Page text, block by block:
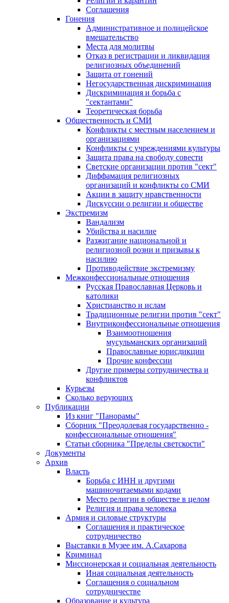
Соглашения
Гонения
Административное и полицейское
вмешательство
Места для молитвы
Отказ в регистрации и ликвидация
религиозных объединений
Защита от гонений
Негосударственная дискриминация
Дискриминация и борьба с
"сектантами"
Теоретическая борьба
Общественность и СМИ
Конфликты с местным населением и
организациями
Конфликты с учреждениями культуры
Защита права на свободу совести
Светские организации против "сект"
Диффамация религиозных
организаций и конфликты со СМИ
Акции в защиту нравственности
Дискуссии о религии и обществе
Экстремизм
Вандализм
Убийства и насилие
Разжигание национальной и
религиозной розни и призывы к
насилию
Противодействие экстремизму
Межконфессиональные отношения
Русская Православная Церковь и
католики
Христианство и ислам
Традиционные религии против "сект"
Внутриконфессиональные отношения
Взаимоотношения
мусульманских организаций
Православные юрисдикции
Прочие конфессии
Другие примеры сотрудничества и
конфликтов
Курьезы
Сколько верующих
Публикации
Из книг "Панорамы"
Сборник "Преодолевая государственно -
конфессиональные отношения"
Статьи сборника "Пределы светскости"
Документы
Архив
Власть
Борьба с ИНН и другими
машиночитаемыми кодами
Место религии в обществе в целом
Религия и права человека
Армия и силовые структуры
Соглашения и практическое
сотрудничество
Выставки в Музее им. А.Сахарова
Криминал
Миссионерская и социальная деятельность
Иная социальная деятельность
Соглашения о социальном
сотрудничестве
Образование и культура